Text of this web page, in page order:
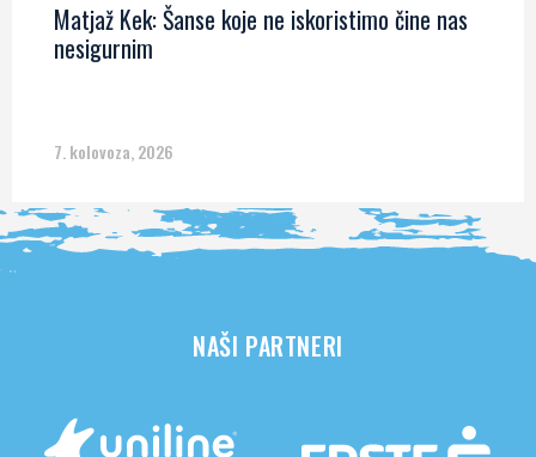
Matjaž Kek: Šanse koje ne iskoristimo čine nas
nesigurnim
7. kolovoza, 2026
NAŠI PARTNERI